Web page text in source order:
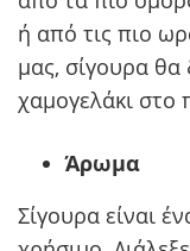
ή από τις πιο
μας, σίγουρα θα
χαμογελάκι
Άρωμα
Σίγουρα είναι